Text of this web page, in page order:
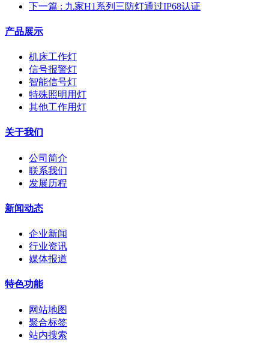
下一篇 : 九家H1系列三防灯通过IP68认证
产品展示
机床工作灯
信号报警灯
智能信号灯
特殊照明用灯
其他工作用灯
关于我们
公司简介
联系我们
发展历程
新闻动态
企业新闻
行业资讯
媒体报道
特色功能
网站地图
聚合标签
站内搜索